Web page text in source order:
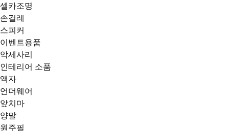
셀카조명
손걸레
스피커
이벤트용품
악세사리
인테리어 소품
액자
언더웨어
앞치마
양말
원주필